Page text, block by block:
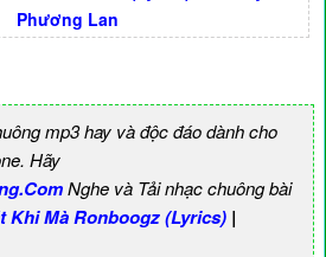
Phương Lan
mp3 hay và độc đáo dành cho
Hãy
Nghe và Tải nhạc chuông bài
Khi Mà Ronboogz (Lyrics) |